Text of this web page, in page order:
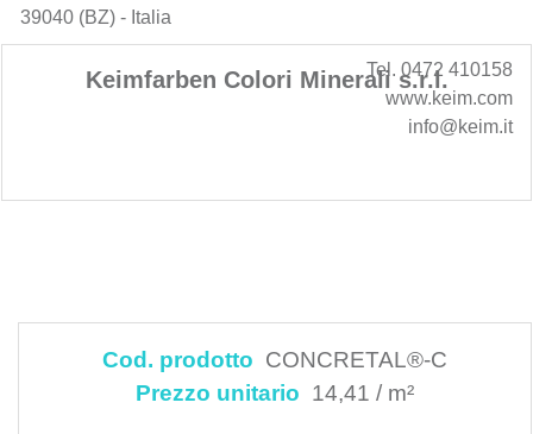
Keimfarben Colori Minerali s.r.l.
39040 (BZ) - Italia
Tel. 0472 410158
www.keim.com
info@keim.it
Cod. prodotto CONCRETAL®-C
Prezzo unitario 14,41 / m²